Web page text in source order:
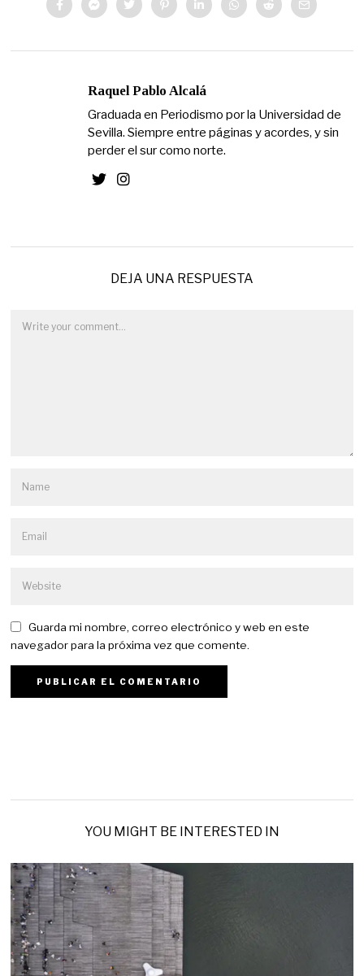
Raquel Pablo Alcalá
Graduada en Periodismo por la Universidad de
Sevilla. Siempre entre páginas y acordes, y sin
perder el sur como norte.
DEJA UNA RESPUESTA
Guarda mi nombre, correo electrónico y web en este
navegador para la próxima vez que comente.
YOU MIGHT BE INTERESTED IN